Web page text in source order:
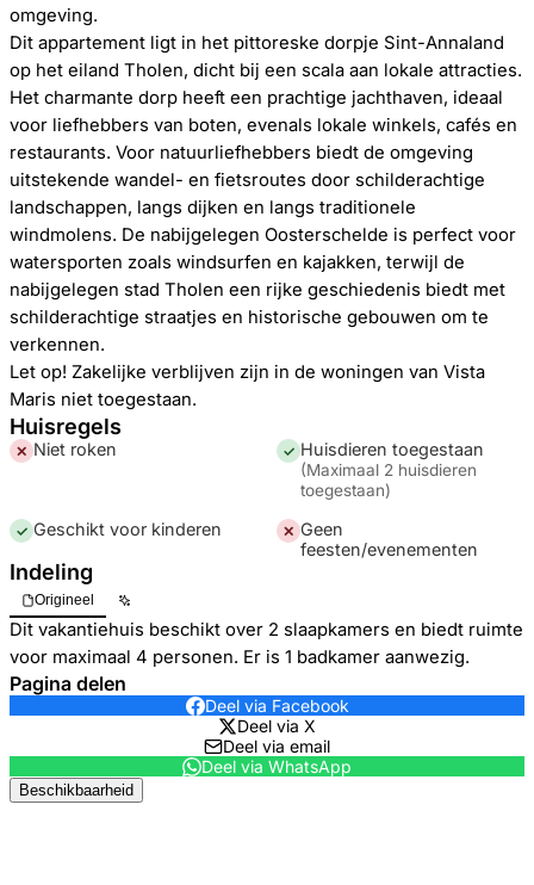
omgeving.
Dit appartement ligt in het pittoreske dorpje Sint-Annaland
op het eiland Tholen, dicht bij een scala aan lokale attracties.
Het charmante dorp heeft een prachtige jachthaven, ideaal
voor liefhebbers van boten, evenals lokale winkels, cafés en
restaurants. Voor natuurliefhebbers biedt de omgeving
uitstekende wandel- en fietsroutes door schilderachtige
landschappen, langs dijken en langs traditionele
windmolens. De nabijgelegen Oosterschelde is perfect voor
watersporten zoals windsurfen en kajakken, terwijl de
nabijgelegen stad Tholen een rijke geschiedenis biedt met
schilderachtige straatjes en historische gebouwen om te
verkennen.
Let op! Zakelijke verblijven zijn in de woningen van Vista
Maris niet toegestaan.
Huisregels
✕ Niet roken ✓ Huisdieren toegestaan
(Maximaal 2 huisdieren
toegestaan)
✓ Geschikt voor kinderen ✕ Geen
feesten/evenementen
Indeling
Origineel
Dit vakantiehuis beschikt over 2 slaapkamers en biedt ruimte
voor maximaal 4 personen. Er is 1 badkamer aanwezig.
Pagina delen
Deel via Facebook
Deel via X
Deel via email
Deel via WhatsApp
Beschikbaarheid